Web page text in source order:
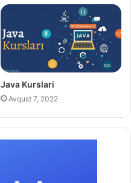
Java Kurslari
Avqust 7, 2022